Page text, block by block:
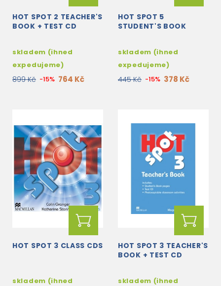
HOT SPOT 2 TEACHER'S
BOOK + TEST CD
skladem (ihned
expedujeme)
899 Kč -15% 764 Kč
HOT SPOT 5
STUDENT'S BOOK
skladem (ihned
expedujeme)
445 Kč -15% 378 Kč
HOT SPOT 3 CLASS CDS
skladem (ihned
HOT SPOT 3 TEACHER'S
BOOK + TEST CD
skladem (ihned